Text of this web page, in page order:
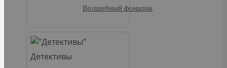
Детективы
Волшебный фонарик